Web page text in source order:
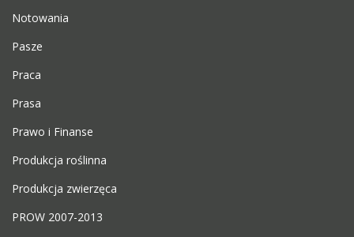
Notowania
Pasze
Praca
Prasa
Prawo i Finanse
Produkcja roślinna
Produkcja zwierzęca
PROW 2007-2013